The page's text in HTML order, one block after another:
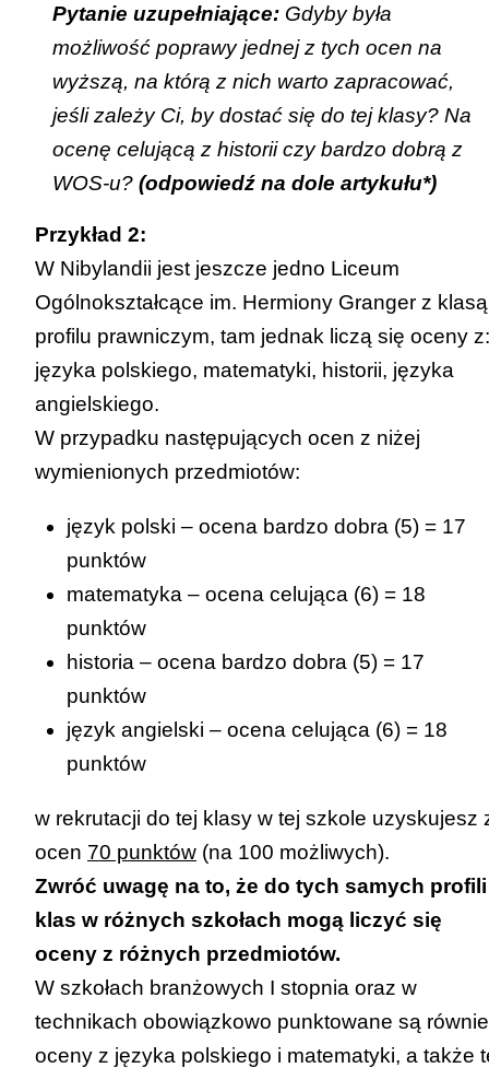
Pytanie uzupełniające: Gdyby była
możliwość poprawy jednej z tych ocen na
wyższą, na którą z nich warto zapracować,
jeśli zależy Ci, by dostać się do tej klasy? Na
ocenę celującą z historii czy bardzo dobrą z
WOS-u? (odpowiedź na dole artykułu*)
Przykład 2:
W Nibylandii jest jeszcze jedno Liceum
Ogólnokształcące im. Hermiony Granger z
profilu prawniczym, tam jednak liczą się oceny z:
języka polskiego, matematyki, historii, języka
angielskiego.
W przypadku następujących ocen z niżej
wymienionych przedmiotów:
język polski – ocena bardzo dobra (5) = 17
punktów
matematyka – ocena celująca (6) = 18
punktów
historia – ocena bardzo dobra (5) = 17
punktów
język angielski – ocena celująca (6) = 18
punktów
w rekrutacji do tej klasy w tej szkole uzyskujesz
ocen 70 punktów (na 100 możliwych).
Zwróć uwagę na to, że do tych samych profili
klas w różnych szkołach mogą liczyć się
oceny z różnych przedmiotów.
W szkołach branżowych I stopnia oraz w
technikach obowiązkowo punktowane są
oceny z języka polskiego i matematyki, a także